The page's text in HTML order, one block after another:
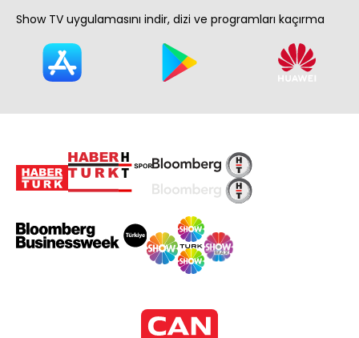
Show TV uygulamasını indir, dizi ve programları kaçırma